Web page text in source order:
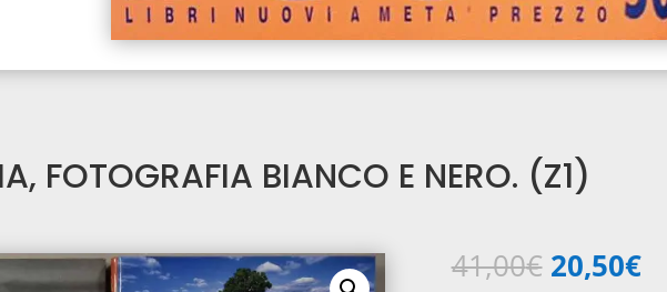
FOTOGRAFIA BIANCO E NERO. (Z1)
41,00€ Il
20,50€Il